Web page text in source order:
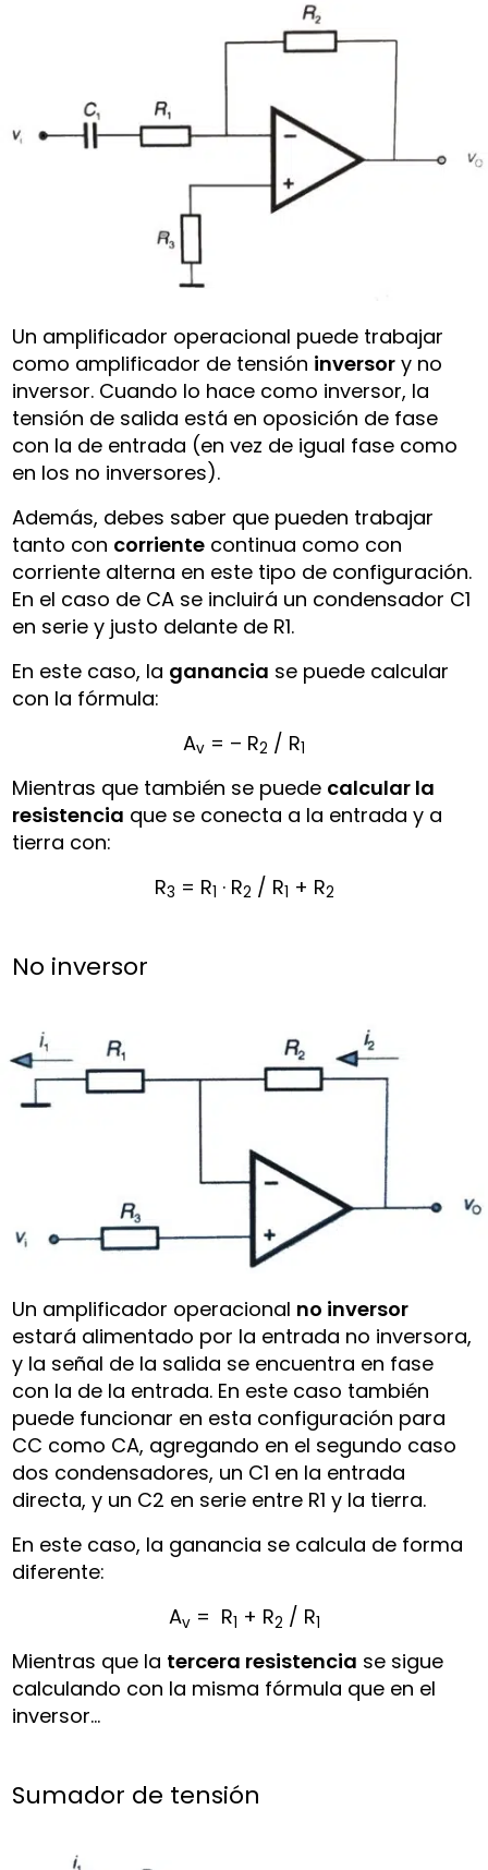
Un amplificador operacional puede trabajar
como amplificador de tensión inversor y no
inversor. Cuando lo hace como inversor, la
tensión de salida está en oposición de fase
con la de entrada (en vez de igual fase como
en los no inversores).
Además, debes saber que pueden trabajar
tanto con corriente continua como con
corriente alterna en este tipo de configuración.
En el caso de CA se incluirá un condensador C1
en serie y justo delante de R1.
En este caso, la ganancia se puede calcular
con la fórmula:
Av = – R2 / R1
Mientras que también se puede calcular la
resistencia que se conecta a la entrada y a
tierra con:
R3 = R1 · R2 / R1 + R2
No inversor
Un amplificador operacional no inversor
estará alimentado por la entrada no inversora,
y la señal de la salida se encuentra en fase
con la de la entrada. En este caso también
puede funcionar en esta configuración para
CC como CA, agregando en el segundo caso
dos condensadores, un C1 en la entrada
directa, y un C2 en serie entre R1 y la tierra.
En este caso, la ganancia se calcula de forma
diferente:
Av= R1 + R2 / R1
Mientras que la tercera resistencia se sigue
calculando con la misma fórmula que en el
inversor…
Sumador de tensión